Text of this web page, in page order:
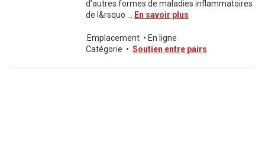
d’autres formes de maladies inflammatoires
de l&rsquo ...
En savoir plus
Emplacement • En ligne
Catégorie • Soutien entre pairs